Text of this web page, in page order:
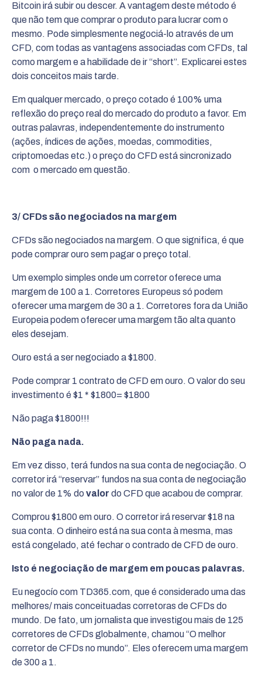
Bitcoin irá subir ou descer. A vantagem deste método é
que não tem que comprar o produto para lucrar com o
mesmo. Pode simplesmente negociá-lo através de um
CFD, com todas as vantagens associadas com CFDs, tal
como margem e a habilidade de ir “short”. Explicarei estes
dois conceitos mais tarde.
Em qualquer mercado, o preço cotado é 100% uma
reflexão do preço real do mercado do produto a favor. Em
outras palavras, independentemente do instrumento
(ações, índices de ações, moedas, commodities,
criptomoedas etc.) o preço do CFD está sincronizado
com o mercado em questão.
3/ CFDs são negociados na margem
CFDs são negociados na margem. O que significa, é que
pode comprar ouro sem pagar o preço total.
Um exemplo simples onde um corretor oferece uma
margem de 100 a 1. Corretores Europeus só podem
oferecer uma margem de 30 a 1. Corretores fora da União
Europeia podem oferecer uma margem tão alta quanto
eles desejam.
Ouro está a ser negociado a $1800.
Pode comprar 1 contrato de CFD em ouro. O valor do seu
investimento é $1 * $1800= $1800
Não paga $1800!!!
Não paga nada.
Em vez disso, terá fundos na sua conta de negociação. O
corretor irá “reservar” fundos na sua conta de negociação
no valor de 1% do valor do CFD que acabou de comprar.
Comprou $1800 em ouro. O corretor irá reservar $18 na
sua conta. O dinheiro está na sua conta à mesma, mas
está congelado, até fechar o contrado de CFD de ouro.
Isto é negociação de margem em poucas palavras.
Eu negocío com TD365.com, que é considerado uma das
melhores/ mais conceituadas corretoras de CFDs do
mundo. De fato, um jornalista que investigou mais de 125
corretores de CFDs globalmente, chamou “O melhor
corretor de CFDs no mundo”. Eles oferecem uma margem
de 300 a 1.